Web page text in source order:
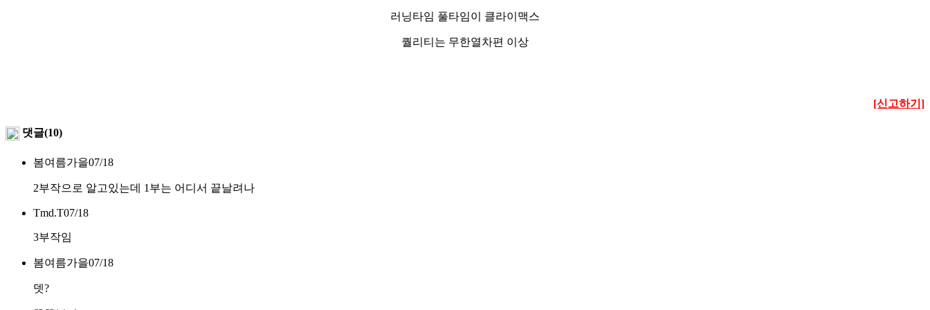
러닝타임 풀타임이 클라이맥스
퀄리티는 무한열차편 이상
[신고하기]
댓글(10)
봄여름가을07/18
2부작으로 알고있는데 1부는 어디서 끝날려나
Tmd.T07/18
3부작임
봄여름가을07/18
뎃?